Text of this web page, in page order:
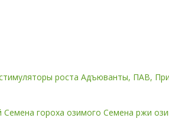
роста Адъюванты, ПАВ,
Семена гороха озимого Семена ржи